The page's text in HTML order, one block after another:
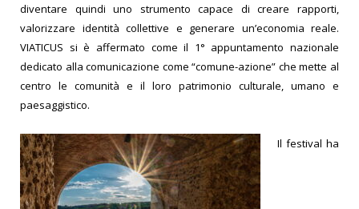
diventare quindi uno strumento capace di creare rapporti,
valorizzare identità collettive e generare un’economia reale.
VIATICUS si è affermato come il 1° appuntamento nazionale
dedicato alla comunicazione come “comune-azione” che mette al
centro le comunità e il loro patrimonio culturale, umano e
paesaggistico.
Il festival ha